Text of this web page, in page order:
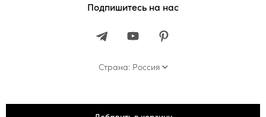
Подпишитесь на нас
Страна: Россия